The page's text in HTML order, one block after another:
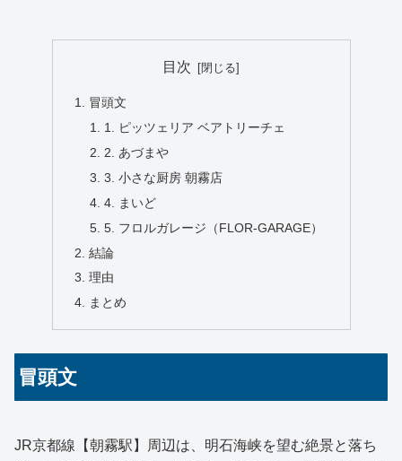
目次
冒頭文
1. ピッツェリア ベアトリーチェ
2. あづまや
3. 小さな厨房 朝霧店
4. まいど
5. フロルガレージ（FLOR-GARAGE）
結論
理由
まとめ
冒頭文
JR京都線【朝霧駅】周辺は、明石海峡を望む絶景と落ち